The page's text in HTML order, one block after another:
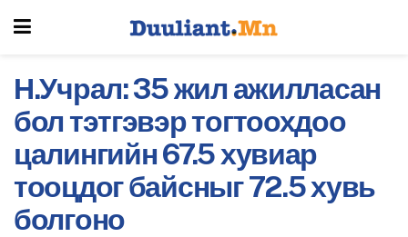
Н.Учрал: 35 жил ажилласан
бол тэтгэвэр тогтоохдоо
цалингийн 67.5 хувиар
тооцдог байсныг 72.5 хувь
болгоно